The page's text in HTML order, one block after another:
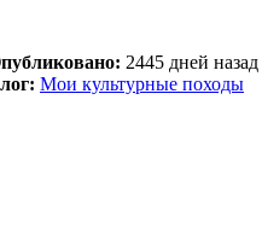
2445 дней
Мои культурные походы